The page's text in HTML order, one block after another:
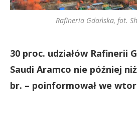
Rafineria Gdańska, fot.
30 proc. udziałów Rafinerii
Saudi Aramco nie później
br. – poinformował we